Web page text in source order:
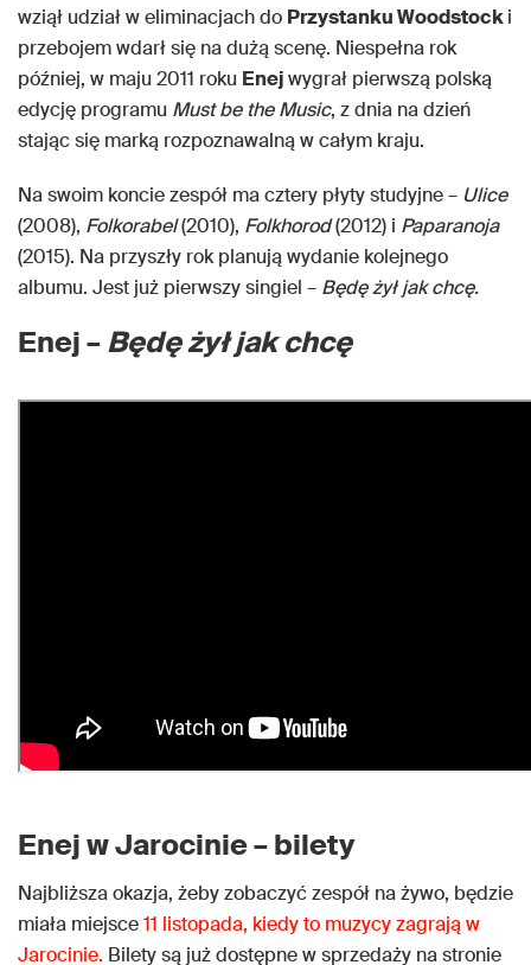
wziął udział w eliminacjach do Przystanku Woodstocki
przebojem wdarł się na dużą scenę. Niespełna rok
później, w maju 2011 roku Enejwygrał pierwszą polską
edycję programu Must be the Music, z dnia na dzień
stając się marką rozpoznawalną w całym kraju.
Na swoim koncie zespół ma cztery płyty studyjne – Ulice
(2008), Folkorabel(2010), Folkhorod(2012) i Paparanoja
(2015). Na przyszły rok planują wydanie kolejnego
albumu. Jest już pierwszy singiel – Będę żył jak chcę.
Enej –Będę żył jak chcę
Enej w Jarocinie – bilety
Najbliższa okazja, żeby zobaczyć zespół na żywo, będzie
miała miejsce11 listopada, kiedy to muzycy zagrają w
Jarocinie. Bilety są już dostępne w sprzedaży na stronie